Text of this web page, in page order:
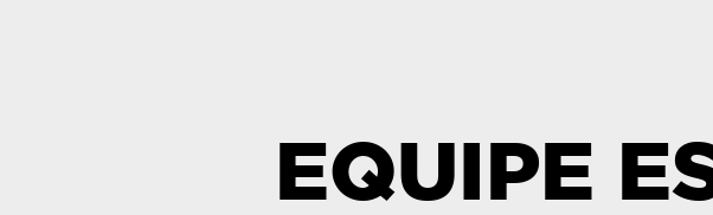
EQUIPE